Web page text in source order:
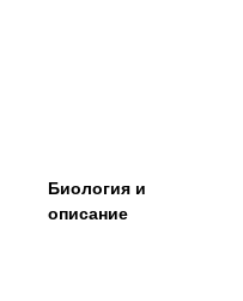
Биология и
описание